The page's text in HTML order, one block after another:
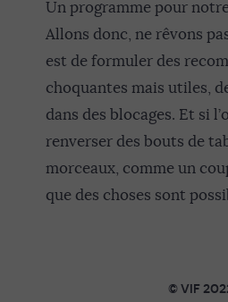
Un programme pour
Allons donc, ne rêvons
est de formuler des
choquantes mais utiles,
dans des blocages. Et si
renverser des bouts de
morceaux, comme un
que des choses sont
© VIF